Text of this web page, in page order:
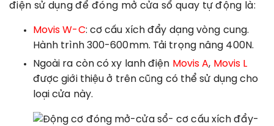
điện sử dụng để đóng mở cửa sổ quay tự động là:
Movis W-C: cơ cấu xích đẩy dạng vòng cung.
Hành trình 300-600mm. Tải trọng nâng 400N.
Ngoài ra còn có xy lanh điện Movis A, Movis L
được giới thiệu ở trên cũng có thể sử dụng cho
loại cửa này.